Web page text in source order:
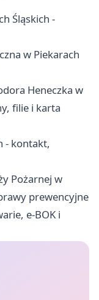
Śląskich -
w Piekarach
Heneczka w
filie i karta
- kontakt,
Pożarnej w
prewencyjne
e-BOK i